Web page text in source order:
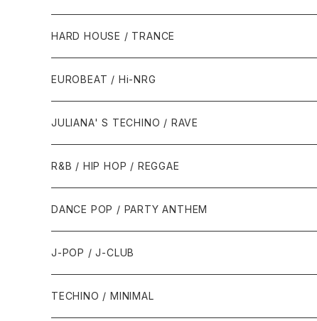
1980年代
1987年・以前
1988年
1990年代
1990年
1991年
2000年代
2000年
2001年
2010年代
2010年
2011年
HARD HOUSE / TRANCE
1990年代
1994年・以前
1995年
2000年代
2000年
2001年
EUROBEAT / Hi-NRG
1980年代
1986年・以前
1987年
1990年代
1990年
1991年
2000年代
JULIANA' S TECHINO / RAVE
1990年代
1990年
1991年
2000年代
2000年
2001年
R&B / HIP HOP / REGGAE
1980年代
1985年・以前
1986年
1990年代
1990年
2000年代
DANCE POP / PARTY ANTHEM
1980年代
1988年・以前
1990年代
J-POP / J-CLUB
1980年代
TECHINO / MINIMAL